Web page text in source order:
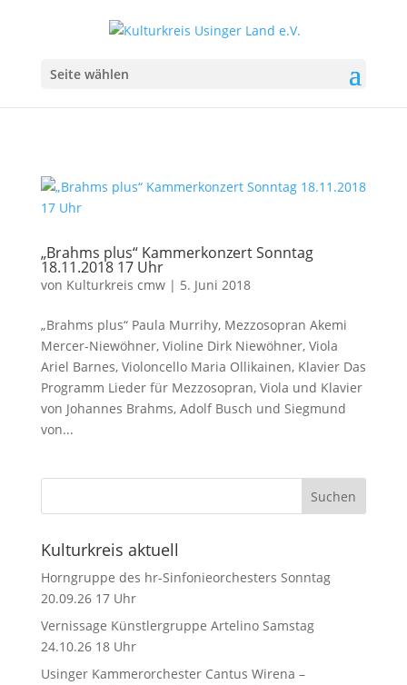
Seite wählen
„Brahms plus“ Kammerkonzert Sonntag
18.11.2018 17 Uhr
von Kulturkreis cmw| 5. Juni 2018
„Brahms plus“ Paula Murrihy, Mezzosopran Akemi
Mercer-Niewöhner, Violine Dirk Niewöhner, Viola
Ariel Barnes, Violoncello Maria Ollikainen, Klavier Das
Programm Lieder für Mezzosopran, Viola und Klavier
von Johannes Brahms, Adolf Busch und Siegmund
von...
Kulturkreis aktuell
Horngruppe des hr-Sinfonieorchesters Sonntag
20.09.26 17 Uhr
Vernissage Künstlergruppe Artelino Samstag
24.10.26 18 Uhr
Usinger Kammerorchester Cantus Wirena –